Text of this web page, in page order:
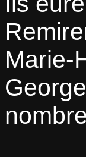
Marie-